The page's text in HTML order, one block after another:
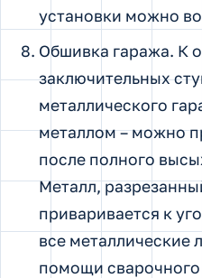
установки можно
Обшивка гаража. К
заключительных
металлического
металлом – можно
после полного
Металл,
приваривается к
все металлические
помощи